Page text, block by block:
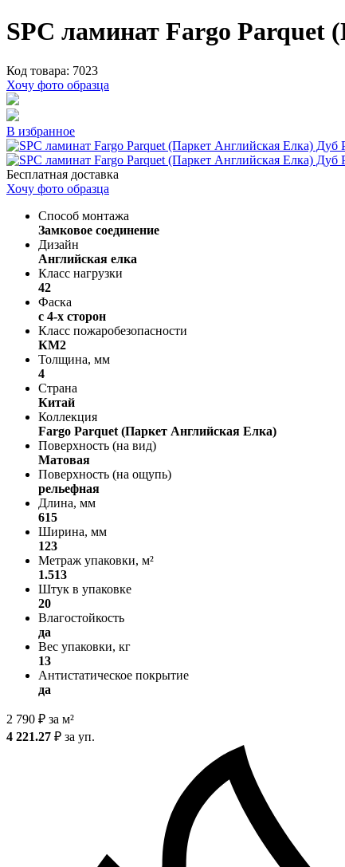
SPC ламинат Fargo Parquet
Код товара: 7023
Хочу фото образца
В избранное
Бесплатная доставка
Хочу фото образца
Способ монтажа
Замковое соединение
Дизайн
Английская елка
Класс нагрузки
42
Фаска
с 4-х сторон
Класс пожаробезопасности
КМ2
Толщина, мм
4
Страна
Китай
Коллекция
Fargo Parquet (Паркет Английская Елка)
Поверхность (на вид)
Матовая
Поверхность (на ощупь)
рельефная
Длина, мм
615
Ширина, мм
123
Метраж упаковки, м²
1.513
Штук в упаковке
20
Влагостойкость
да
Вес упаковки, кг
13
Антистатическое покрытие
да
2 790 ₽ за м²
4 221.27 ₽ за уп.